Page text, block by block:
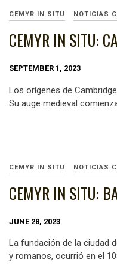
CEMYR IN SITU NOTICIAS
CEMYR IN SITU:
SEPTEMBER 1, 2023
Los orígenes de
Su auge medieval
CEMYR IN SITU NOTICIAS
CEMYR IN SITU:
JUNE 28, 2023
La fundación de la ciudad
y romanos, ocurrió en el